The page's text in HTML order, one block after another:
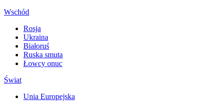
Wschód
Rosja
Ukraina
Białoruś
Ruska smuta
Łowcy onuc
Świat
Unia Europejska